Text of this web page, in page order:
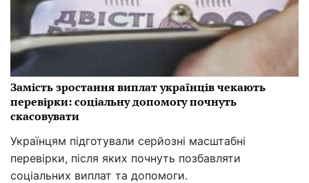
Замість зростання виплат українців чекають
перевірки: соціальну допомогу почнуть
скасовувати
Українцям підготували серйозні масштабні
перевірки, після яких почнуть позбавляти
соціальних виплат та допомоги.